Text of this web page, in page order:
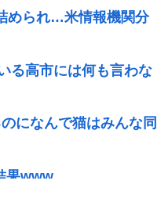
められ…米情報機関分
る高市には何も言わな
になんで猫はみんな同
果www